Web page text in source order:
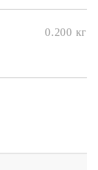
проект.
0.200 кг